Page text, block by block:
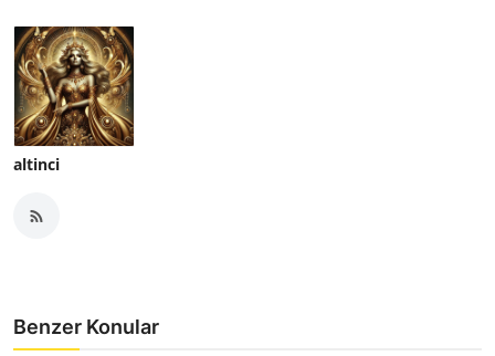
altinci
Benzer Konular